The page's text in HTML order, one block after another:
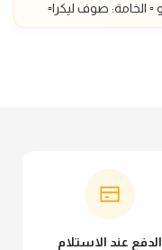
الدفع عند الاستلام